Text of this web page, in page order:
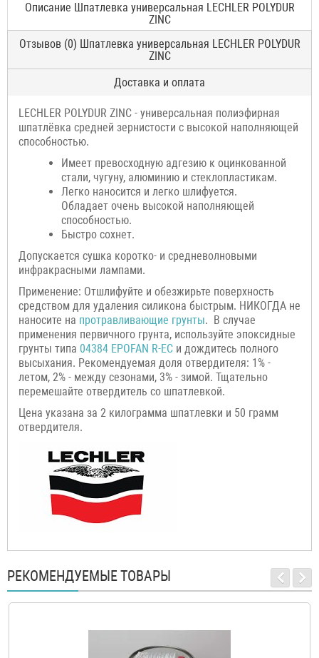
Описание Шпатлевка универсальная LECHLER POLYDUR
ZINC
Отзывов (0) Шпатлевка универсальная LECHLER POLYDUR
ZINC
Доставка и оплата
LECHLER POLYDUR ZINC - универсальная полиэфирная
шпатлёвка средней зернистости с высокой наполняющей
способностью.
Имеет превосходную адгезию к оцинкованной
стали, чугуну, алюминию и стеклопластикам.
Легко наносится и легко шлифуется.
Обладает очень высокой наполняющей
способностью.
Быстро сохнет.
Допускается сушка коротко- и средневолновыми
инфракрасными лампами.
Применение: Отшлифуйте и обезжирьте поверхность
средством для удаления силикона быстрым. НИКОГДА не
наносите на протравливающие грунты. В случае
применения первичного грунта, используйте эпоксидные
грунты типа 04384 EPOFAN R-EC и дождитесь полного
высыхания. Рекомендуемая доля отвердителя: 1% -
летом, 2% - между сезонами, 3% - зимой. Тщательно
перемешайте отвердитель со шпатлевкой.
Цена указана за 2 килограмма шпатлевки и 50 грамм
отвердителя.
РЕКОМЕНДУЕМЫЕ ТОВАРЫ